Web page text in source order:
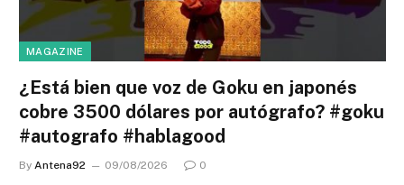
MAGAZINE
¿Está bien que voz de Goku en japonés
cobre 3500 dólares por autógrafo? #goku
#autografo #hablagood
By Antena92 09/08/2026 0